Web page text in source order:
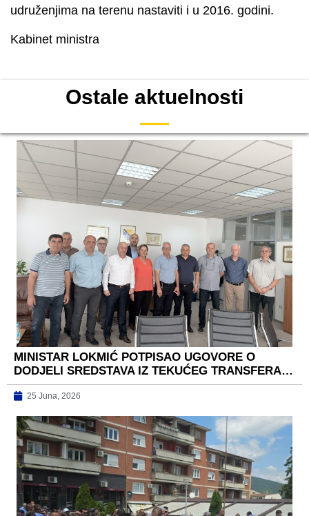
udruženjima na terenu nastaviti i u 2016. godini.
Kabinet ministra
Ostale aktuelnosti
MINISTAR LOKMIĆ POTPISAO UGOVORE O
DODJELI SREDSTAVA IZ TEKUĆEG TRANSFERA…
25 Juna, 2026